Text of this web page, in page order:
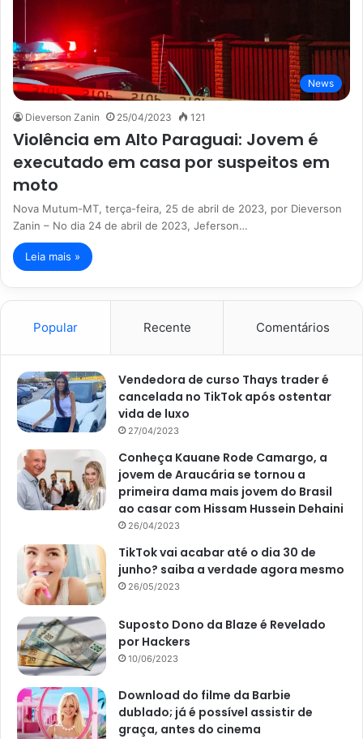
News
Dieverson Zanin 25/04/2023 121
Violência em Alto Paraguai: Jovem é
executado em casa por suspeitos em
moto
Nova Mutum-MT, terça-feira, 25 de abril de 2023, por Dieverson
Zanin – No dia 24 de abril de 2023, Jeferson…
Leia mais »
Popular Recente Comentários
Vendedora de curso Thays trader é
cancelada no TikTok após ostentar
vida de luxo
27/04/2023
Conheça Kauane Rode Camargo, a
jovem de Araucária se tornou a
primeira dama mais jovem do Brasil
ao casar com Hissam Hussein Dehaini
26/04/2023
TikTok vai acabar até o dia 30 de
junho? saiba a verdade agora mesmo
26/05/2023
Suposto Dono da Blaze é Revelado
por Hackers
10/06/2023
Download do filme da Barbie
dublado; já é possível assistir de
graça, antes do cinema